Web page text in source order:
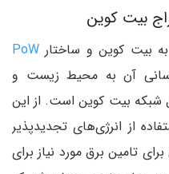
بیت کوین
بیت کوین و ساختار PoW
آن به محیط زیست و
شبکه بیت کوین است. از این
از انرژی‌های تجدیدپذیر
تامین برق مورد نیاز برای